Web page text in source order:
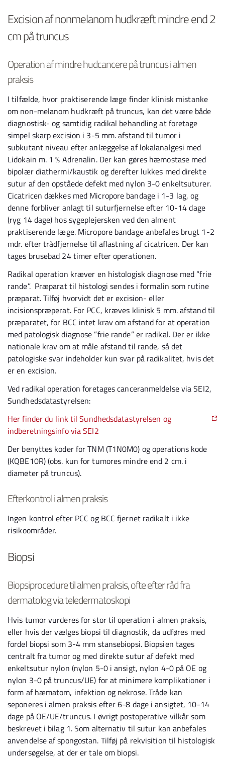
Excision af nonmelanom hudkræft mindre end 2
cm på truncus
Operation af mindre hudcancere på truncus i almen
praksis
I tilfælde, hvor praktiserende læge finder klinisk mistanke
om non-melanom hudkræft på truncus, kan det være både
diagnostisk- og samtidig radikal behandling at foretage
simpel skarp excision i 3-5 mm. afstand til tumor i
subkutant niveau efter anlæggelse af lokalanalgesi med
Lidokain m. 1 % Adrenalin. Der kan gøres hæmostase med
bipolær diathermi/kaustik og derefter lukkes med direkte
sutur af den opståede defekt med nylon 3-0 enkeltsuturer.
Cicatricen dækkes med Micropore bandage i 1-3 lag, og
denne forbliver anlagt til suturfjernelse efter 10-14 dage
(ryg 14 dage) hos sygeplejersken ved den alment
praktiserende læge. Micropore bandage anbefales brugt 1-2
mdr. efter trådfjernelse til aflastning af cicatricen. Der kan
tages brusebad 24 timer efter operationen.
Radikal operation kræver en histologisk diagnose med “frie
rande”. Præparat til histologi sendes i formalin som rutine
præparat. Tilføj hvorvidt det er excision- eller
incisionspræperat. For PCC, kræves klinisk 5 mm. afstand til
præparatet, for BCC intet krav om afstand for at operation
med patologisk diagnose ”frie rande” er radikal. Der er ikke
nationale krav om at måle afstand til rande, så det
patologiske svar indeholder kun svar på radikalitet, hvis det
er en excision.
Ved radikal operation foretages canceranmeldelse via SEI2,
Sundhedsdatastyrelsen:
Her finder du link til Sundhedsdatastyrelsen og
indberetningsinfo via SEI2
Der benyttes koder for TNM (T1N0M0) og operations kode
(KQBE10R) (obs. kun for tumores mindre end 2 cm. i
diameter på truncus).
Efterkontrol i almen praksis
Ingen kontrol efter PCC og BCC fjernet radikalt i ikke
risikoområder.
Biopsi
Biopsiprocedure til almen praksis, ofte efter råd fra
dermatolog via teledermatoskopi
Hvis tumor vurderes for stor til operation i almen praksis,
eller hvis der vælges biopsi til diagnostik, da udføres med
fordel biopsi som 3-4 mm stansebiopsi. Biopsien tages
centralt fra tumor og med direkte sutur af defekt med
enkeltsutur nylon (nylon 5-0 i ansigt, nylon 4-0 på OE og
nylon 3-0 på truncus/UE) for at minimere komplikationer i
form af hæmatom, infektion og nekrose. Tråde kan
seponeres i almen praksis efter 6-8 dage i ansigtet, 10-14
dage på OE/UE/truncus. I øvrigt postoperative vilkår som
beskrevet i bilag 1. Som alternativ til sutur kan anbefales
anvendelse af spongostan. Tilføj på rekvisition til histologisk
undersøgelse, at der er tale om biopsi.